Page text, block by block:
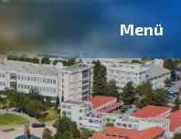
Menü